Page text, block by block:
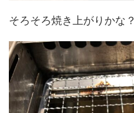
そろそろ焼き上がりかな？